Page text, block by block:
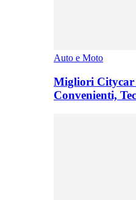
Auto e Moto
Migliori Citycar
Convenienti,